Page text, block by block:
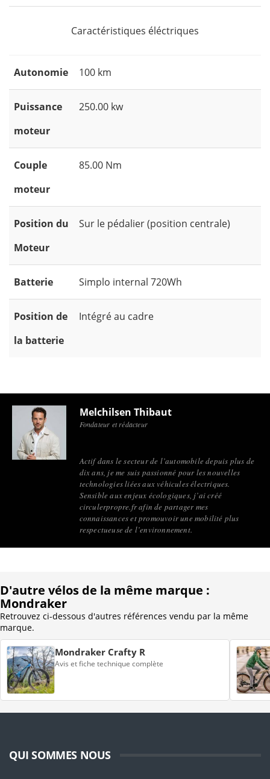
Caractéristiques éléctriques
Autonomie 100 km
Puissance
moteur
250.00 kw
Couple
moteur
85.00 Nm
Position du
Moteur
Sur le pédalier (position centrale)
Batterie Simplo internal 720Wh
Position de
la batterie
Intégré au cadre
Melchilsen Thibaut
Fondateur et rédacteur
Actif dans le secteur de l’automobile depuis plus de
dix ans, je me suis passionné pour les nouvelles
technologies liées aux véhicules électriques.
Sensible aux enjeux écologiques, j’ai créé
circulerpropre.fr afin de partager mes
connaissances et promouvoir une mobilité plus
respectueuse de l’environnement.
D'autre vélos de la même marque :
Mondraker
Retrouvez ci-dessous d'autres références vendu par la même
marque.
Mondraker Crafty R
Avis et fiche technique complète
QUI SOMMES NOUS